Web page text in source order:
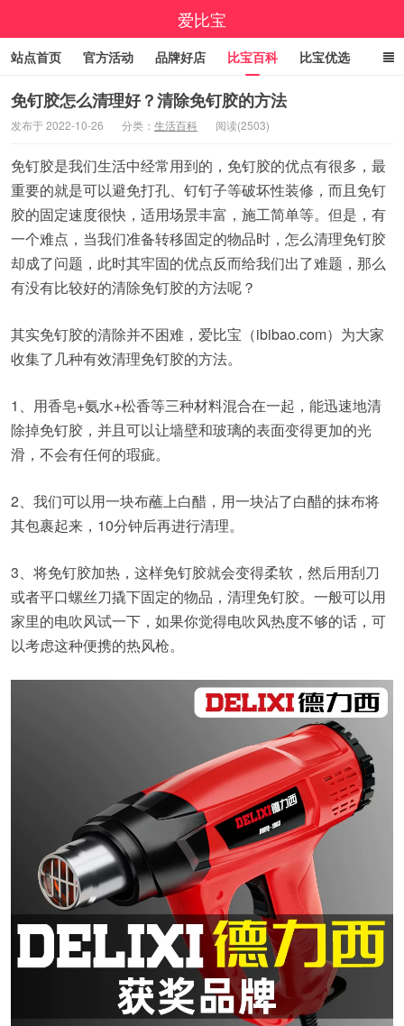
爱比宝
站点首页 官方活动 品牌好店 比宝百科 比宝优选
立即领券 大额优惠券 小编精选 福利清单
线报中心 百亿补贴 咚咚抢 9.9包邮
今日折上折 实时疯抢榜
免钉胶怎么清理好？清除免钉胶的方法
发布于 2022-10-26 分类： 生活百科 阅读(2503)
免钉胶是我们生活中经常用到的，免钉胶的优点有很多，最
重要的就是可以避免打孔、钉钉子等破坏性装修，而且免钉
胶的固定速度很快，适用场景丰富，施工简单等。但是，有
一个难点，当我们准备转移固定的物品时，怎么清理免钉胶
却成了问题，此时其牢固的优点反而给我们出了难题，那么
有没有比较好的清除免钉胶的方法呢？
其实免钉胶的清除并不困难，爱比宝（ibibao.com）为大家
收集了几种有效清理免钉胶的方法。
1、用香皂+氨水+松香等三种材料混合在一起，能迅速地清
除掉免钉胶，并且可以让墙壁和玻璃的表面变得更加的光
滑，不会有任何的瑕疵。
2、我们可以用一块布蘸上白醋，用一块沾了白醋的抹布将
其包裹起来，10分钟后再进行清理。
3、将免钉胶加热，这样免钉胶就会变得柔软，然后用刮刀
或者平口螺丝刀撬下固定的物品，清理免钉胶。一般可以用
家里的电吹风试一下，如果你觉得电吹风热度不够的话，可
以考虑这种便携的热风枪。